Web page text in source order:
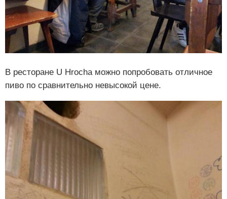
В ресторане U Hrocha можно попробовать отличное
пиво по сравнительно невысокой цене.